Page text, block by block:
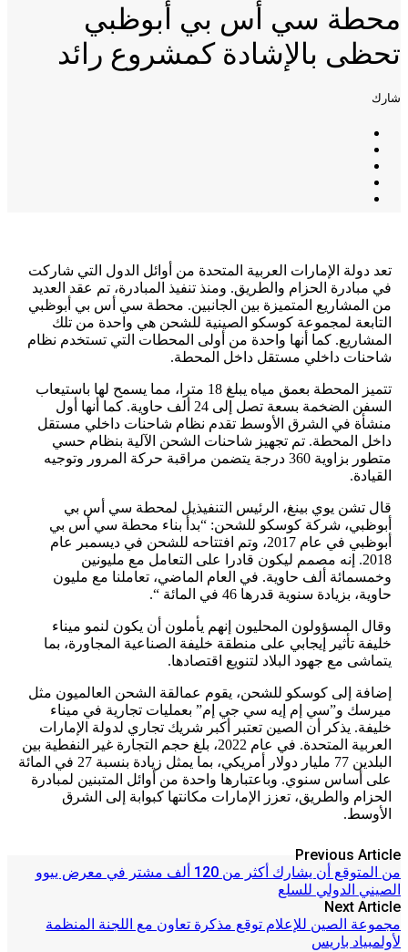
محطة سي أس بي أبوظبي
تحظى بالإشادة كمشروع رائد
شارك
تعد دولة الإمارات العربية المتحدة من أوائل الدول التي شاركت
في مبادرة الحزام والطريق. ومنذ تنفيذ المبادرة، تم عقد العديد
من المشاريع المتميزة بين الجانبين. محطة سي أس بي أبوظبي
التابعة لمجموعة كوسكو الصينية للشحن هي واحدة من تلك
المشاريع. كما أنها واحدة من أولى المحطات التي تستخدم نظام
شاحنات داخلي مستقل داخل المحطة.
تتميز المحطة بعمق مياه يبلغ 18 مترا، مما يسمح لها باستيعاب
السفن الضخمة بسعة تصل إلى 24 ألف حاوية. كما أنها أول
منشأة في الشرق الأوسط تقدم نظام شاحنات داخلي مستقل
داخل المحطة. تم تجهيز شاحنات الشحن الآلية بنظام حسي
متطور بزاوية 360 درجة يتضمن مراقبة حركة المرور وتوجيه
القيادة.
قال تشن يوي بينغ، الرئيس التنفيذيل لمحطة سي أس بي
أبوظبي، شركة كوسكو للشحن: “بدأ بناء محطة سي أس بي
أبوظبي في عام 2017، وتم افتتاحه للشحن في ديسمبر عام
2018. إنه مصمم ليكون قادرا على التعامل مع مليونين
وخمسمائة ألف حاوية. في العام الماضي، تعاملنا مع مليون
حاوية، بزيادة سنوية قدرها 46 في المائة “.
وقال المسؤولون المحليون إنهم يأملون أن يكون لنمو ميناء
خليفة تأثير إيجابي على منطقة خليفة الصناعية المجاورة، بما
يتماشى مع جهود البلاد لتنويع اقتصادها.
إضافة إلى كوسكو للشحن، يقوم عمالقة الشحن العالميون مثل
ميرسك و”سي إم إيه سي جي إم” بعمليات تجارية في ميناء
خليفة. يذكر أن الصين تعتبر أكبر شريك تجاري لدولة الإمارات
العربية المتحدة. في عام 2022، بلغ حجم التجارة غير النفطية بين
البلدين 77 مليار دولار أمريكي، بما يمثل زيادة بنسبة 27 في المائة
على أساس سنوي. وباعتبارها واحدة من أوائل المتبنين لمبادرة
الحزام والطريق، تعزز الإمارات مكانتها كبوابة إلى الشرق
الأوسط.
Previous Article
من المتوقع أن يشارك أكثر من 120 ألف مشتر في معرض ييوو
الصيني الدولي للسلع
Next Article
مجموعة الصين للإعلام توقع مذكرة تعاون مع اللجنة المنظمة
لأولمبياد باريس